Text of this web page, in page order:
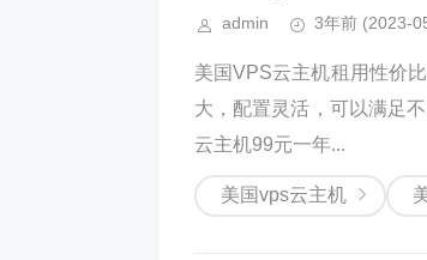
admin 3年前 (2023-
美国VPS云主机租用性价
大，配置灵活，可以满足
云主机99元一年...
美国vps云主机